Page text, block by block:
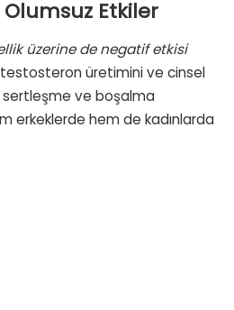
Etkiler
üzerine de negatif etkisi
testosteron üretimini ve cinsel
sertleşme ve boşalma
erkeklerde hem de kadınlarda